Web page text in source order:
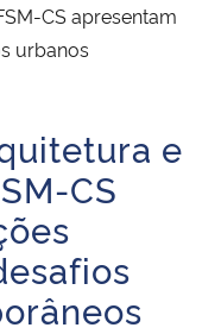
CS apresentam
urbanos
e
CS